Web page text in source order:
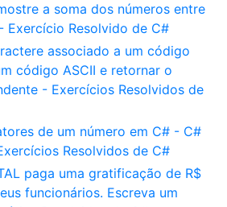
a soma dos números entre
Exercício Resolvido de C#
associado a um código
código ASCII e retornar o
- Exercícios Resolvidos de
de um número em C# - C#
Resolvidos de C#
paga uma gratificação de R$
funcionários. Escreva um